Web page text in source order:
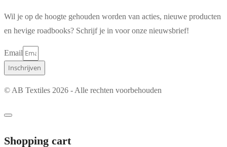
Wil je op de hoogte gehouden worden van acties, nieuwe producten
en hevige roadbooks? Schrijf je in voor onze nieuwsbrief!
Email
Inschrijven
© AB Textiles 2026 - Alle rechten voorbehouden
Shopping cart